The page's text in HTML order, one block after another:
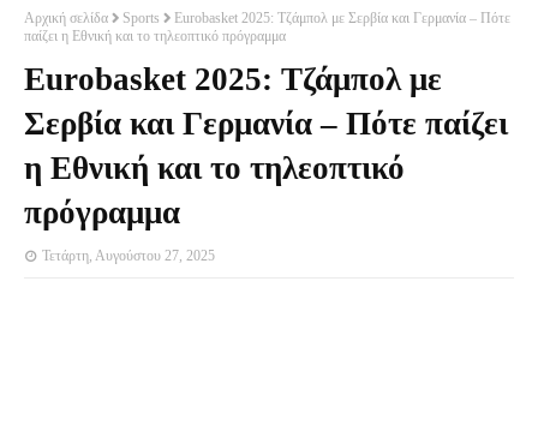
Αρχική σελίδα Sports
Eurobasket 2025: Τζάμπολ με Σερβία και Γερμανία – Πότε
παίζει η Εθνική και το τηλεοπτικό πρόγραμμα
Eurobasket 2025: Τζάμπολ με
Σερβία και Γερμανία – Πότε παίζει
η Εθνική και το τηλεοπτικό
πρόγραμμα
Τετάρτη, Αυγούστου 27, 2025